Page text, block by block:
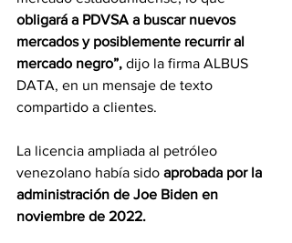
obligará a PDVSA a buscar nuevos
mercados y posiblemente recurrir al
mercado negro”, dijo la firma ALBUS
DATA, en un mensaje de texto
compartido a clientes.
La licencia ampliada al petróleo
venezolano había sido aprobada por la
administración de Joe Biden en
noviembre de 2022.